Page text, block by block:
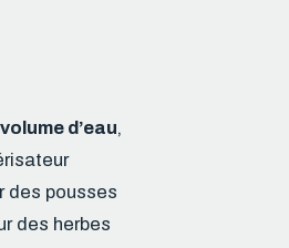
d’eau,
des pousses
des herbes